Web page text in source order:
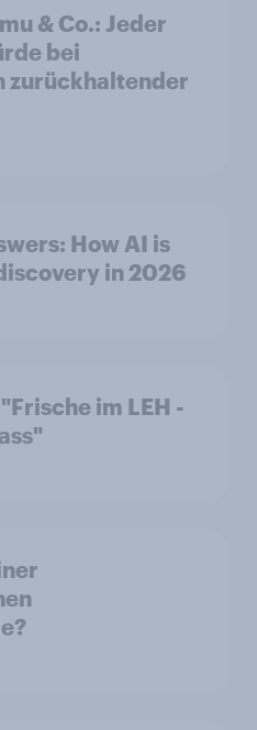
& Co.: Jeder
bei
How AI is
in 2026
im LEH -